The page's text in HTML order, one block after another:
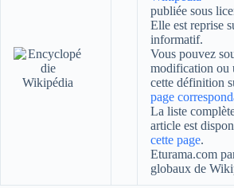
publiée sous
Elle est reprise
informatif.
Vous pouvez
modification ou
cette définition
page
La liste
article est
cette page.
Eturama.com
globaux de